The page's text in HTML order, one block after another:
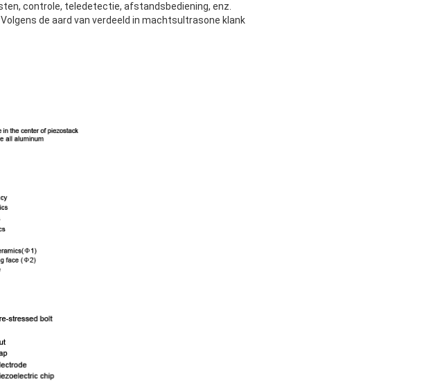
controle, teledetectie, afstandsbediening, enz.
de aard van verdeeld in machtsultrasone klank